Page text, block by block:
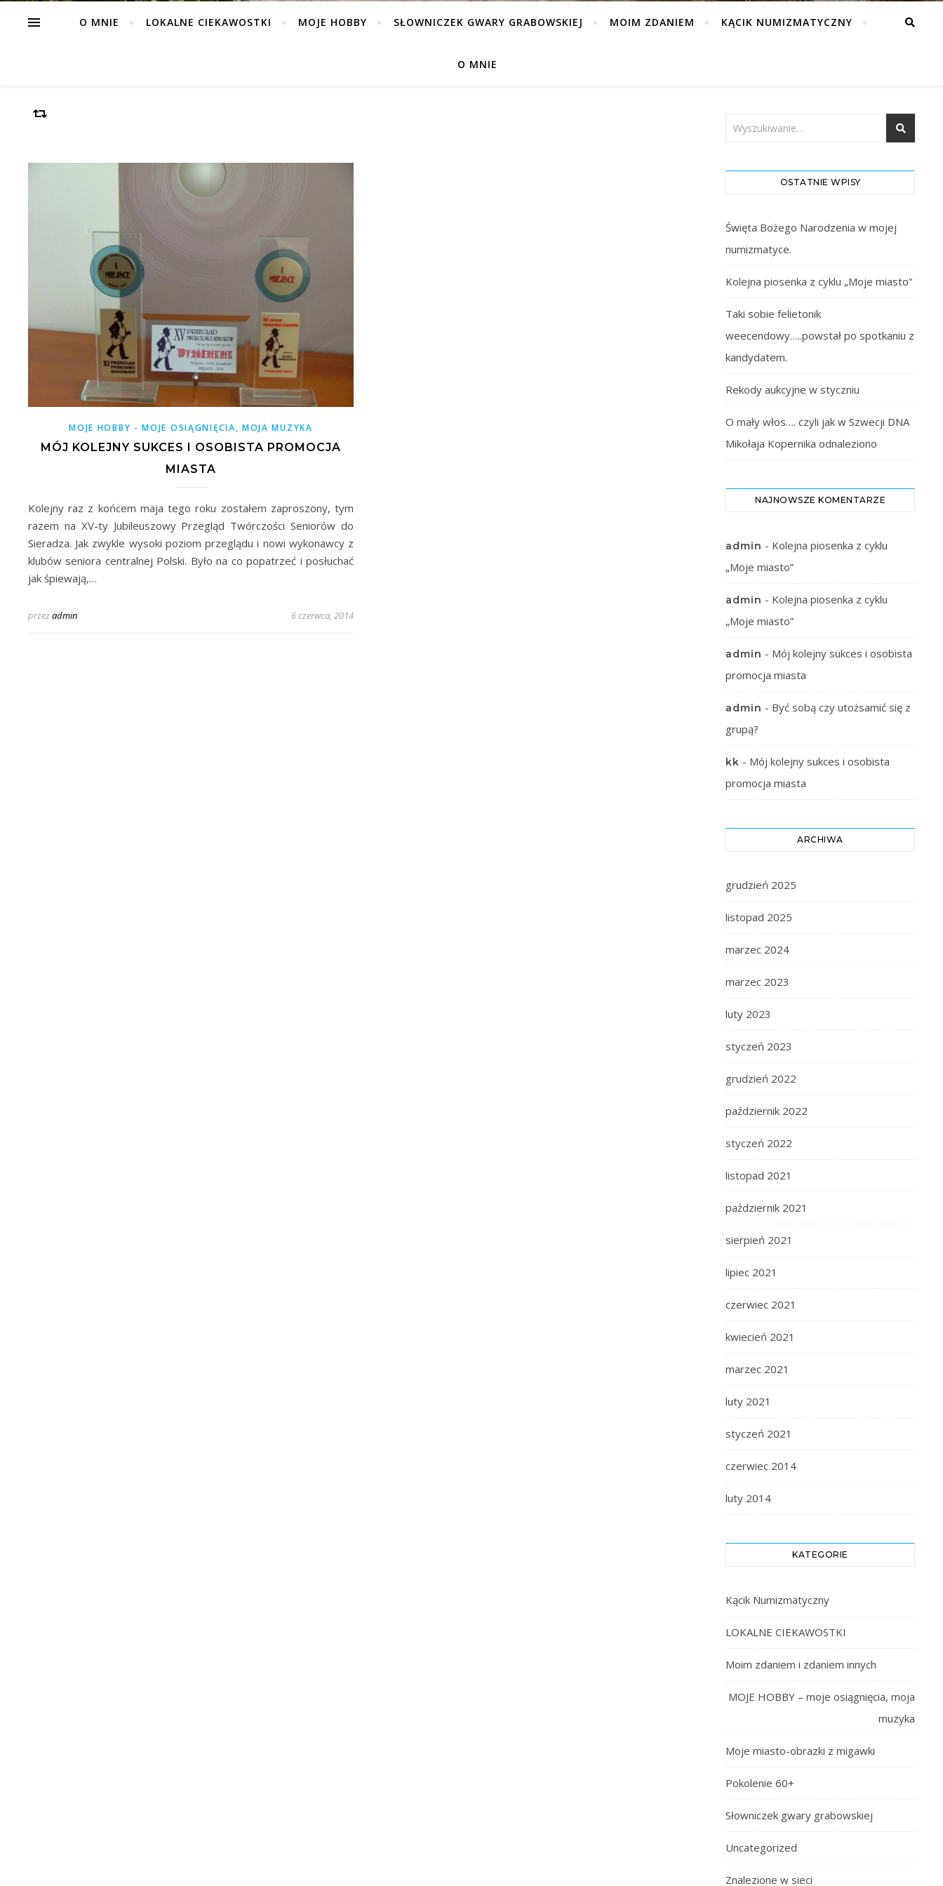
O MNIE LOKALNE CIEKAWOSTKI MOJE HOBBY SŁOWNICZEK GWARY GRABOWSKIEJ MOIM ZDANIEM KĄCIK NUMIZMATYCZNY
O MNIE
MOJE HOBBY - MOJE OSIĄGNIĘCIA, MOJA MUZYKA
MÓJ KOLEJNY SUKCES I OSOBISTA PROMOCJA
MIASTA
Kolejny raz z końcem maja tego roku zostałem zaproszony, tym
razem na XV-ty Jubileuszowy Przegląd Twórczości Seniorów do
Sieradza. Jak zwykle wysoki poziom przeglądu i nowi wykonawcy z
klubów seniora centralnej Polski. Było na co popatrzeć i posłuchać
jak śpiewają,…
przezadmin 6 czerwca, 2014
OSTATNIE WPISY
Święta Bożego Narodzenia w mojej
numizmatyce.
Kolejna piosenka z cyklu „Moje miasto”
Taki sobie felietonik
weecendowy…..powstał po spotkaniu z
kandydatem.
Rekody aukcyjne w styczniu
O mały włos…. czyli jak w Szwecji DNA
Mikołaja Kopernika odnaleziono
NAJNOWSZE KOMENTARZE
admin - Kolejna piosenka z cyklu
„Moje miasto”
admin - Kolejna piosenka z cyklu
„Moje miasto”
admin - Mój kolejny sukces i osobista
promocja miasta
admin - Być sobą czy utożsamić się z
grupą?
kk - Mój kolejny sukces i osobista
promocja miasta
ARCHIWA
grudzień 2025
listopad 2025
marzec 2024
marzec 2023
luty 2023
styczeń 2023
grudzień 2022
październik 2022
styczeń 2022
listopad 2021
październik 2021
sierpień 2021
lipiec 2021
czerwiec 2021
kwiecień 2021
marzec 2021
luty 2021
styczeń 2021
czerwiec 2014
luty 2014
KATEGORIE
Kącik Numizmatyczny
LOKALNE CIEKAWOSTKI
Moim zdaniem i zdaniem innych
MOJE HOBBY – moje osiągnięcia, moja
muzyka
Moje miasto-obrazki z migawki
Pokolenie 60+
Słowniczek gwary grabowskiej
Uncategorized
Znalezione w sieci